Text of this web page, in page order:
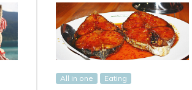
All in one
Eating